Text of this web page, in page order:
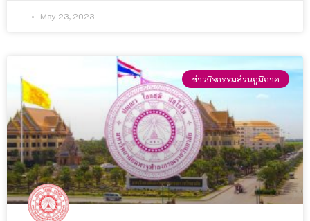
May 23, 2023
ข่าวกิจกรรมส่วนภูมิภาค